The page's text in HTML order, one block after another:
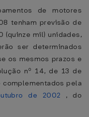
de motores
tenham previsão de
(quinze mil) unidades,
ser determinados
os mesmos prazos e
nº 14, de 13 de
complementados pela
de 2002 , do